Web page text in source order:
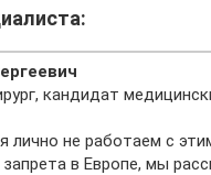
кандидат
лично не работаем с
в Европе, мы